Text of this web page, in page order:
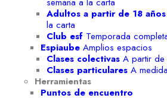
Adultos a partir de 18 años
la carta
Club esf Temporada
Espiaube Amplios espacios
Clases colectivas A partir de
Clases particulares A medida
Herramientas
Puntos de encuentro